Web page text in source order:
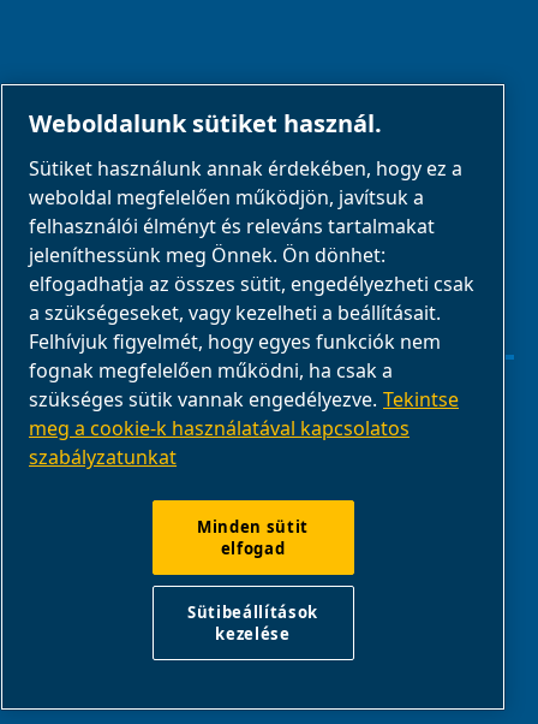
PARTNEREK
Üzleti partnerek
E-Connect 2,0
Üzleti portál
ABAC
médiagaléria
Sütibeállítások kezelése
Termék megfelelősége
Jelentsd a nem megfelelő viselkedést
ABAC International | Multiair International Srl - Via Cristoforo
Colombo 3, 10070, Robassomero (TO), Italy |
Weboldalunk sütiket használ.
Sütiket használunk annak érdekében, hogy ez a
weboldal megfelelően működjön, javítsuk a
felhasználói élményt és releváns tartalmakat
jeleníthessünk meg Önnek. Ön dönhet:
elfogadhatja az összes sütit, engedélyezheti csak
a szükségeseket, vagy kezelheti a beállításait.
Felhívjuk figyelmét, hogy egyes funkciók nem
fognak megfelelően működni, ha csak a
szükséges sütik vannak engedélyezve. Tekintse
meg a cookie-k használatával kapcsolatos
szabályzatunkat
Minden sütit
elfogad
Sütibeállítások
kezelése